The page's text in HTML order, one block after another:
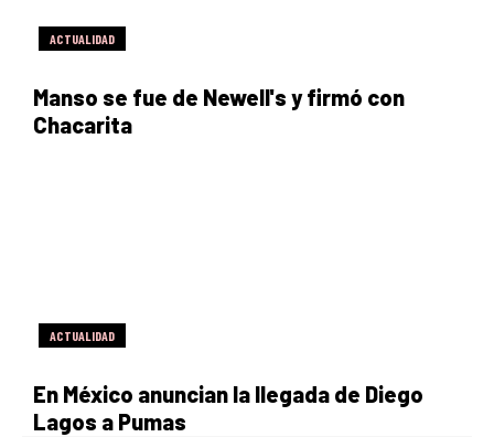
ACTUALIDAD
Manso se fue de Newell's y firmó con
Chacarita
ACTUALIDAD
En México anuncian la llegada de Diego
Lagos a Pumas